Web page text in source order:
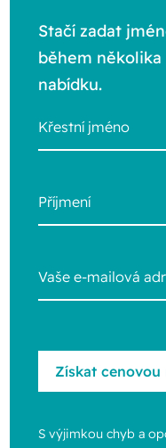
Stačí zadat
během
nabídku.
S výjimkou chyb a